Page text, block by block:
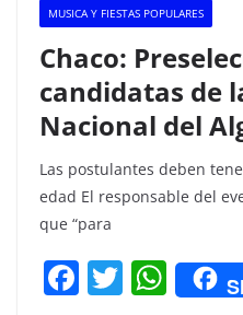
MUSICA Y FIESTAS POPULARES
Chaco:
candidatas de
Nacional del
Las postulantes deben
edad El responsable del
que “para
F T W